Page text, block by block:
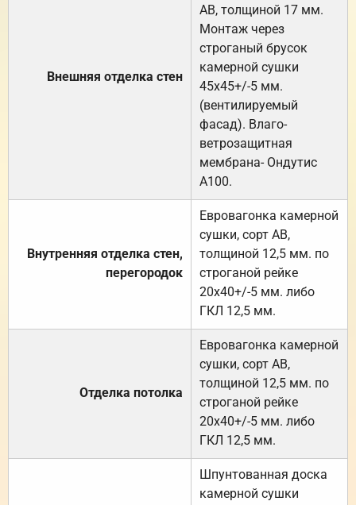
Внешняя отделка стен
АВ, толщиной 17 мм.
Монтаж через
строганый брусок
камерной сушки
45х45+/-5 мм.
(вентилируемый
фасад). Влаго-
ветрозащитная
мембрана- Ондутис
А100.
Внутренняя отделка стен,
перегородок
Евровагонка камерной
сушки, сорт АВ,
толщиной 12,5 мм. по
строганой рейке
20х40+/-5 мм. либо
ГКЛ 12,5 мм.
Отделка потолка
Евровагонка камерной
сушки, сорт АВ,
толщиной 12,5 мм. по
строганой рейке
20х40+/-5 мм. либо
ГКЛ 12,5 мм.
Шпунтованная доска
камерной сушки